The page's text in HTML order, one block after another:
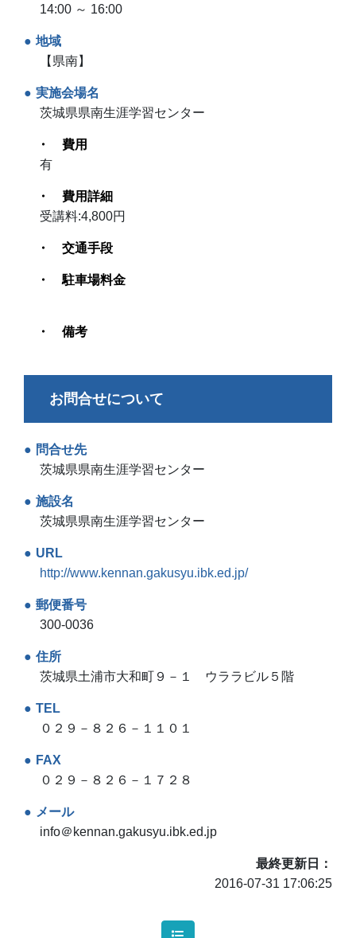
14:00 ～ 16:00
地域
【県南】
実施会場名
茨城県県南生涯学習センター
費用
有
費用詳細
受講料:4,800円
交通手段
駐車場料金
備考
お問合せについて
問合せ先
茨城県県南生涯学習センター
施設名
茨城県県南生涯学習センター
URL
http://www.kennan.gakusyu.ibk.ed.jp/
郵便番号
300-0036
住所
茨城県土浦市大和町９－１ ウララビル５階
TEL
０２９－８２６－１１０１
FAX
０２９－８２６－１７２８
メール
info＠kennan.gakusyu.ibk.ed.jp
最終更新日
2016-07-31 17:06:25